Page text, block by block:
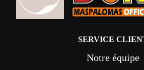
SERVICE
Notre équipe